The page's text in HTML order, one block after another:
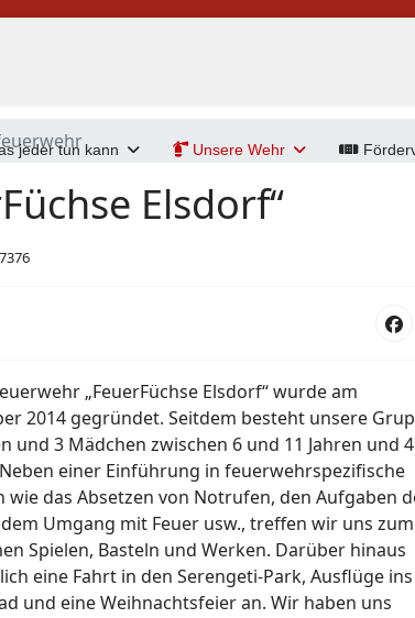
jeder tun kann Unsere Wehr
Elsdorf“
„FeuerFüchse Elsdorf“ wurde am
2014 gegründet. Seitdem besteht unsere
und 3 Mädchen zwischen 6 und 11 Jahren und 4
einer Einführung in feuerwehrspezifische
wie das Absetzen von Notrufen, den Aufgaben
Umgang mit Feuer usw., treffen wir uns zum
Spielen, Basteln und Werken. Darüber hinaus
eine Fahrt in den Serengeti-Park, Ausflüge ins
und eine Weihnachtsfeier an. Wir haben uns